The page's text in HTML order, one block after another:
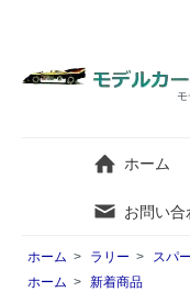
モ
ホーム
お問い合
ホーム > ラリー >
スパ
ホーム > 新着商品